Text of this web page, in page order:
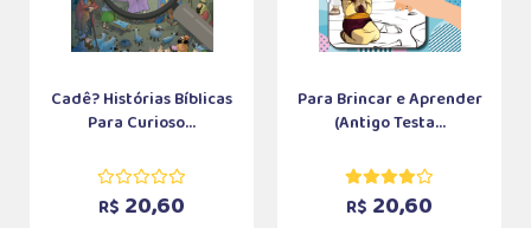
Cadê? Histórias Bíblicas
Para Curioso...
R$ 20,60
Para Brincar e Aprender
(Antigo Testa...
R$ 20,60